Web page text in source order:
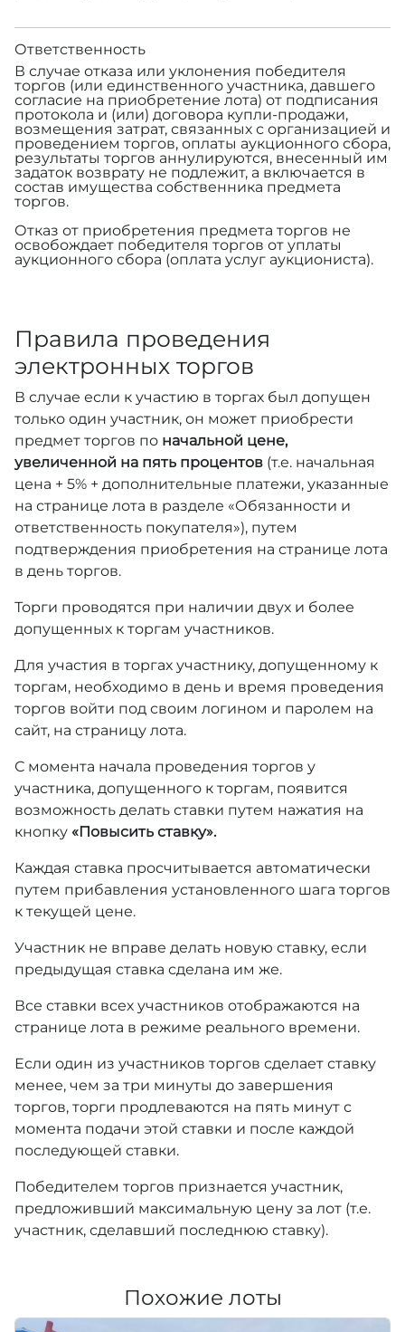
Ответственность
В случае отказа или уклонения победителя
торгов (или единственного участника, давшего
согласие на приобретение лота) от подписания
протокола и (или) договора купли-продажи,
возмещения затрат, связанных с организацией и
проведением торгов, оплаты аукционного сбора,
результаты торгов аннулируются, внесенный им
задаток возврату не подлежит, а включается в
состав имущества собственника предмета
торгов.
Отказ от приобретения предмета торгов не
освобождает победителя торгов от уплаты
аукционного сбора (оплата услуг аукциониста).
Правила проведения
электронных торгов
В случае если к участию в торгах был допущен
только один участник, он может приобрести
предмет торгов по начальной цене,
увеличенной на пять процентов (т.е. начальная
цена + 5% + дополнительные платежи, указанные
на странице лота в разделе «Обязанности и
ответственность покупателя»), путем
подтверждения приобретения на странице лота
в день торгов.
Торги проводятся при наличии двух и более
допущенных к торгам участников.
Для участия в торгах участнику, допущенному к
торгам, необходимо в день и время проведения
торгов войти под своим логином и паролем на
сайт, на страницу лота.
С момента начала проведения торгов у
участника, допущенного к торгам, появится
возможность делать ставки путем нажатия на
кнопку «Повысить ставку».
Каждая ставка просчитывается автоматически
путем прибавления установленного шага торгов
к текущей цене.
Участник не вправе делать новую ставку, если
предыдущая ставка сделана им же.
Все ставки всех участников отображаются на
странице лота в режиме реального времени.
Если один из участников торгов сделает ставку
менее, чем за три минуты до завершения
торгов, торги продлеваются на пять минут с
момента подачи этой ставки и после каждой
последующей ставки.
Победителем торгов признается участник,
предложивший максимальную цену за лот (т.е.
участник, сделавший последнюю ставку).
Похожие лоты